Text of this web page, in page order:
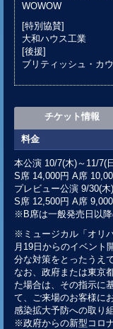
WOWOW
[特別協賛]
大和ハウス工業
[後援]
ブリティッシュ・カ
チケット情報
料金
本公演 10/7(木)～11/7(
S席 14,000円 A席
プレビュー公演 9/30(
S席 12,500円 A席
※B席は一般発売日以
※ミュージカル「オリ
月19日からのイベント
分な対策をとったうえ
なお、政府または東京
た場合は、その指示に
て、ご来場のお客様に
感染拡大予防への取り
※政府からの新型コロ